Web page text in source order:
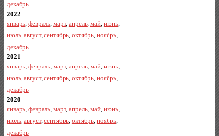
декабрь
2022
январь, февраль, март, апрель, май, июнь,
июль, август, сентябрь, октябрь, ноябрь,
декабрь
2021
январь, февраль, март, апрель, май, июнь,
июль, август, сентябрь, октябрь, ноябрь,
декабрь
2020
январь, февраль, март, апрель, май, июнь,
июль, август, сентябрь, октябрь, ноябрь,
декабрь